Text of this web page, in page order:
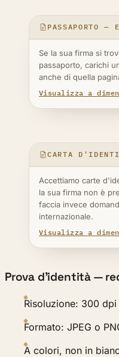
PASSAPORTO —
Se la sua firma si
passaporto, carichi
anche di quella
Visualizza a
CARTA
Accettiamo carte
la sua firma non è
faccia invece
internazionale.
Visualizza a
Prova d’identità —
Risoluzione: 300
Formato: JPEG o
A colori, non in